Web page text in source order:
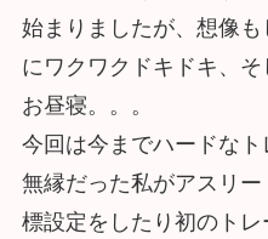
始まりましたが、想像
にワクワクドキドキ、
お昼寝。。。
今回は今までハードな
無縁だった私がアスリ
標設定をしたり初のト